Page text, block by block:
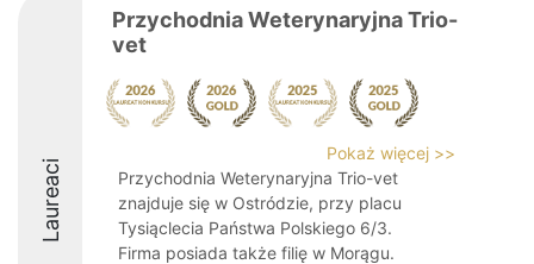
Laureaci
Przychodnia Weterynaryjna Trio-
vet
Pokaż więcej >>
Przychodnia Weterynaryjna Trio-vet
znajduje się w Ostródzie, przy placu
Tysiąclecia Państwa Polskiego 6/3.
Firma posiada także filię w Morągu.